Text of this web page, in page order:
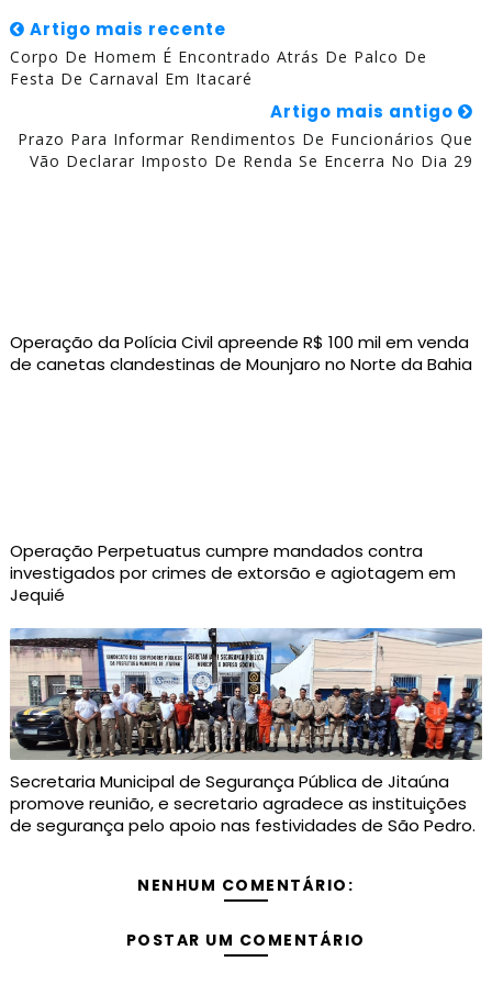
Artigo mais recente
Corpo De Homem É Encontrado Atrás De Palco De
Festa De Carnaval Em Itacaré
Artigo mais antigo
Prazo Para Informar Rendimentos De Funcionários Que
Vão Declarar Imposto De Renda Se Encerra No Dia 29
Operação da Polícia Civil apreende R$ 100 mil em venda
de canetas clandestinas de Mounjaro no Norte da Bahia
Operação Perpetuatus cumpre mandados contra
investigados por crimes de extorsão e agiotagem em
Jequié
Secretaria Municipal de Segurança Pública de Jitaúna
promove reunião, e secretario agradece as instituições
de segurança pelo apoio nas festividades de São Pedro.
NENHUM COMENTÁRIO:
POSTAR UM COMENTÁRIO